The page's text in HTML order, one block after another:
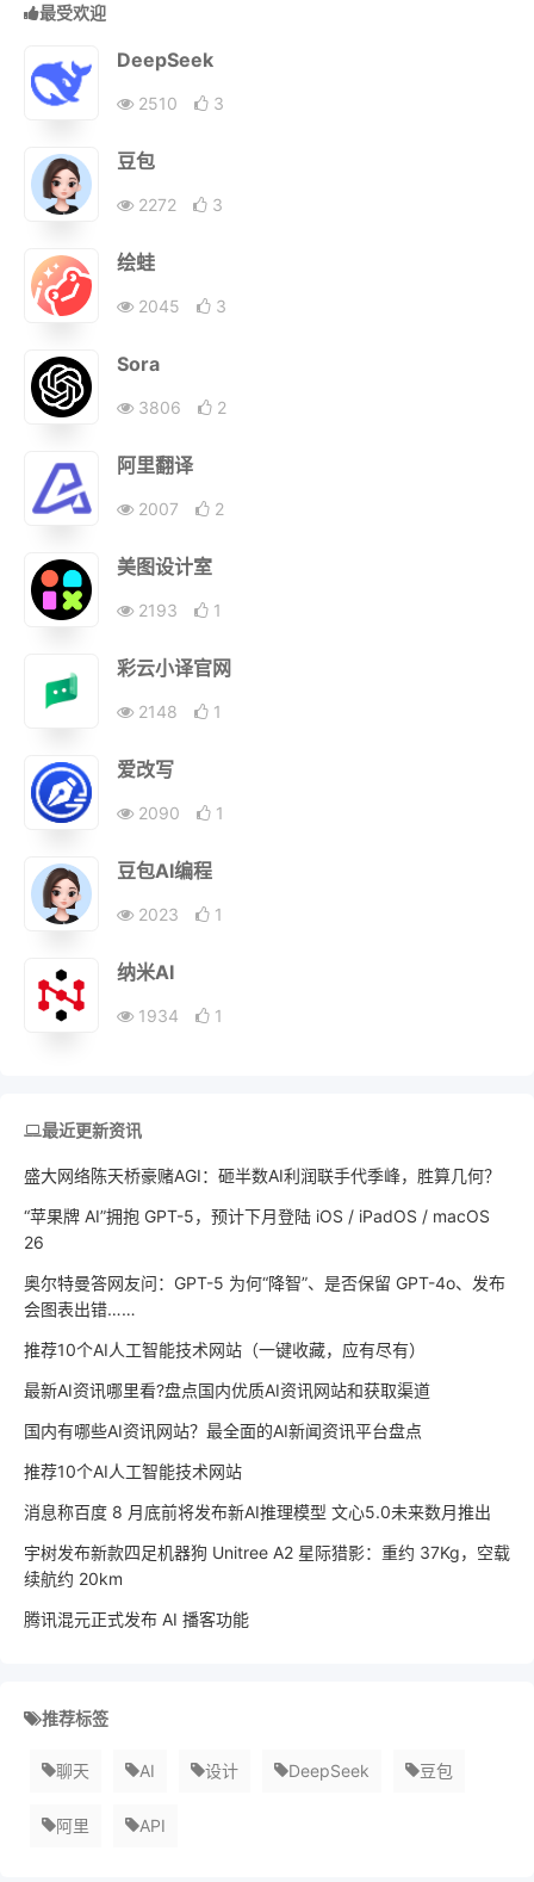
最受欢迎
DeepSeek
2510 3
豆包
2272 3
绘蛙
2045 3
Sora
3806 2
阿里翻译
2007 2
美图设计室
2193 1
彩云小译官网
2148 1
爱改写
2090 1
豆包AI编程
2023 1
纳米AI
1934 1
最近更新资讯
盛大网络陈天桥豪赌AGI：砸半数AI利润联手代季峰，胜算几何？
“苹果牌 AI”拥抱 GPT-5，预计下月登陆 iOS / iPadOS / macOS
26
奥尔特曼答网友问：GPT-5 为何“降智”、是否保留 GPT-4o、发布
会图表出错……
推荐10个AI人工智能技术网站（一键收藏，应有尽有）
最新AI资讯哪里看?盘点国内优质AI资讯网站和获取渠道
国内有哪些AI资讯网站？最全面的AI新闻资讯平台盘点
推荐10个AI人工智能技术网站
消息称百度 8 月底前将发布新AI推理模型 文心5.0未来数月推出
宇树发布新款四足机器狗 Unitree A2 星际猎影：重约 37Kg，空载
续航约 20km
腾讯混元正式发布 AI 播客功能
推荐标签
聊天 AI 设计 DeepSeek 豆包
阿里 API